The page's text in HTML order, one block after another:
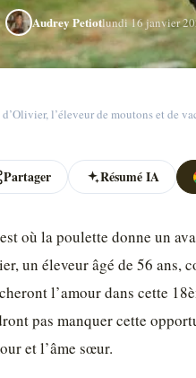
Audrey Petiotlundi 16 janvier
l’éleveur de moutons et de
Partager Résumé IA
où la poulette donne un
un éleveur âgé de 56 ans,
l’amour dans cette
pas manquer cette
et l’âme sœur.